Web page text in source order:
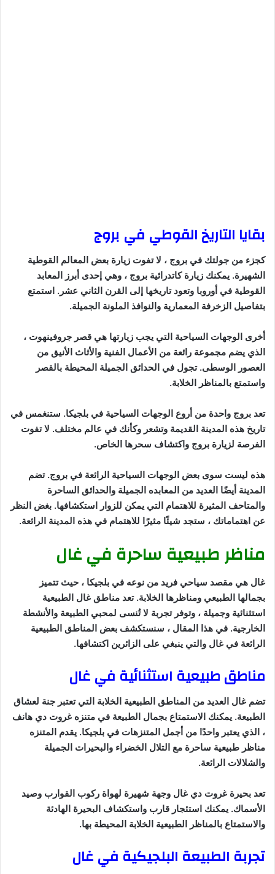
بقايا التاريخ القوطي في بروج
كجزء من جولتك في بروج ، لا تفوت زيارة بعض المعالم القوطية
الشهيرة. يمكنك زيارة كاتدرائية بروج ، وهي إحدى أبرز المعابد
القوطية في أوروبا وتعود تاريخها إلى القرن الثاني عشر. استمتع
بتفاصيل الزخرفة المعمارية والنوافذ الملونة الجميلة.
أخرى الوجهات السياحية التي يجب زيارتها هي قصر جروفينهوت ،
الذي يضم مجموعة رائعة من الأعمال الفنية والأثاث الأنيق من
العصور الوسطى. تجول في الحدائق الجميلة المحيطة بالقصر
واستمتع بالمناظر الخلابة.
تعد بروج واحدة من أروع الوجهات السياحية في بلجيكا. ستنغمس في
تاريخ هذه المدينة القديمة وتشعر وكأنك في عالم مختلف. لا تفوت
الفرصة لزيارة بروج واكتشاف سحرها الخاص.
هذه ليست سوى بعض الوجهات السياحية الرائعة في بروج. تضم
المدينة أيضًا العديد من المعابده الجميلة والحدائق الساحرة
والمتاحف المثيرة للاهتمام التي يمكن للزوار استكشافها. بغض النظر
عن اهتماماتك ، ستجد شيئًا مثيرًا للاهتمام في هذه المدينة الرائعة.
مناظر طبيعية ساحرة في غال
غال هي مقصد سياحي فريد من نوعه في بلجيكا ، حيث تتميز
بجمالها الطبيعي ومناظرها الخلابة. تعد مناطق غال الطبيعية
استثنائية وجميلة ، وتوفر تجربة لا تُنسى لمحبي الطبيعة والأنشطة
الخارجية. في هذا المقال ، سنستكشف بعض المناطق الطبيعية
الرائعة في غال والتي ينبغي على الزائرين اكتشافها.
مناطق طبيعية استثنائية في غال
تضم غال العديد من المناطق الطبيعية الخلابة التي تعتبر جنة لعشاق
الطبيعة. يمكنك الاستمتاع بجمال الطبيعة في متنزه غروت دي هانف
، الذي يعتبر واحدًا من أجمل المتنزهات في بلجيكا. يقدم المتنزه
مناظر طبيعية ساحرة مع التلال الخضراء والبحيرات الجميلة
والشلالات الرائعة.
تعد بحيرة غروت دي غال وجهة شهيرة لهواة ركوب القوارب وصيد
الأسماك. يمكنك استئجار قارب واستكشاف البحيرة الهادئة
والاستمتاع بالمناظر الطبيعية الخلابة المحيطة بها.
تجربة الطبيعة البلجيكية في غال